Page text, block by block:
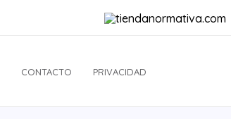
CONTACTO PRIVACIDAD